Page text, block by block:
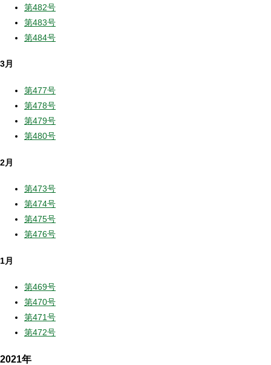
第482号
第483号
第484号
3月
第477号
第478号
第479号
第480号
2月
第473号
第474号
第475号
第476号
1月
第469号
第470号
第471号
第472号
2021年